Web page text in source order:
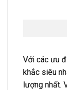
Với các ưu
khắc siêu
lượng nhất.